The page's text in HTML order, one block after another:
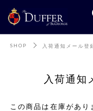
SHOP 入荷通知メール登
入荷通知
この商品は在庫があり